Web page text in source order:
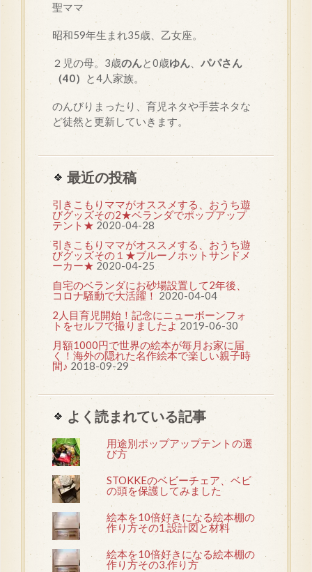
聖ママ
昭和59年生まれ35歳、乙女座。
２児の母。3歳のんと0歳ゆん
パパさん
（40）
と4人家族。
のんびりまったり、育児ネタや手芸ネタな
ど徒然と更新していきます。
最近の投稿
引きこもりママがオススメする、おうち遊
びグッズその2★ベランダでポップアップ
テント★ 2020-04-28
引きこもりママがオススメする、おうち遊
びグッズその１★ブルーノホットサンドメ
ーカー★ 2020-04-25
自宅のベランダにお砂場設置して2年後、
コロナ騒動で大活躍！ 2020-04-04
2人目育児開始！記念にニューボーンフォ
トをセルフで撮りましたよ 2019-06-30
月額1000円で世界の絵本が毎月お家に届
く！海外の隠れた名作絵本で楽しい親子時
間♪ 2018-09-29
よく読まれている記事
用途別ポップアップテントの選
び方
STOKKEのベビーチェア、ベビ
の頭を保護してみました
絵本を10倍好きになる絵本棚の
作り方その1.設計図と材料
絵本を10倍好きになる絵本棚の
作り方その3.作り方